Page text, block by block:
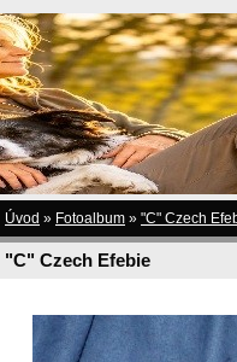
Úvod » Fotoalbum » "C" Czech
"C" Czech Efebie